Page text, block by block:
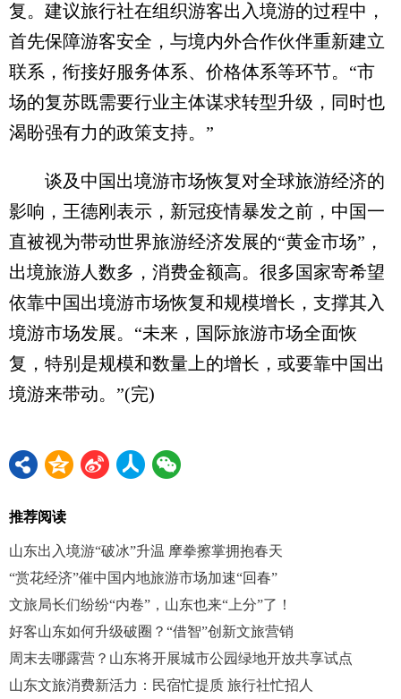
复。建议旅行社在组织游客出入境游的过程中，
首先保障游客安全，与境内外合作伙伴重新建立
联系，衔接好服务体系、价格体系等环节。“市
场的复苏既需要行业主体谋求转型升级，同时也
渴盼强有力的政策支持。”
谈及中国出境游市场恢复对全球旅游经济的
影响，王德刚表示，新冠疫情暴发之前，中国一
直被视为带动世界旅游经济发展的“黄金市场”，
出境旅游人数多，消费金额高。很多国家寄希望
依靠中国出境游市场恢复和规模增长，支撑其入
境游市场发展。“未来，国际旅游市场全面恢
复，特别是规模和数量上的增长，或要靠中国出
境游来带动。”(完)
推荐阅读
山东出入境游“破冰”升温 摩拳擦掌拥抱春天
“赏花经济”催中国内地旅游市场加速“回春”
文旅局长们纷纷“内卷”，山东也来“上分”了！
好客山东如何升级破圈？“借智”创新文旅营销
周末去哪露营？山东将开展城市公园绿地开放共享试点
山东文旅消费新活力：民宿忙提质 旅行社忙招人